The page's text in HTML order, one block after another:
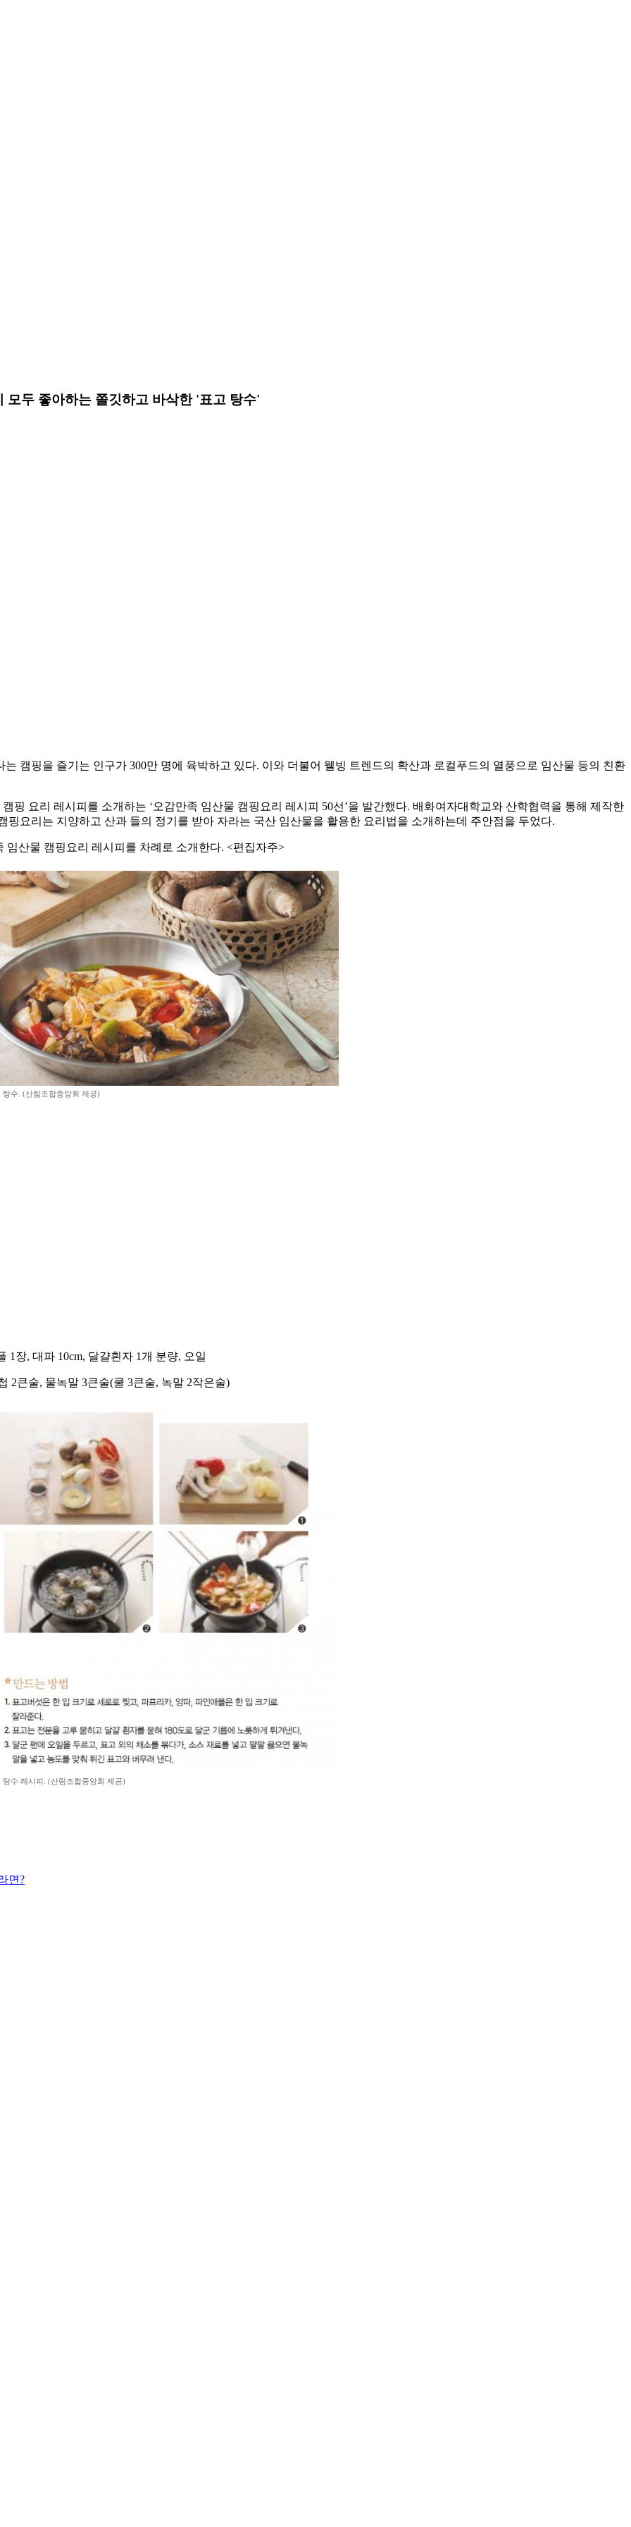
모두 좋아하는 쫄깃하고 바삭한 '표고 탕수'
캠핑을 즐기는 인구가 300만 명에 육박하고 있다. 이와 더불어 웰빙 트렌드의 확산과 로컬푸드의 열풍으로 임산물 등의 친환
핑 요리 레시피를 소개하는 ‘오감만족 임산물 캠핑요리 레시피 50선’을 발간했다. 배화여자대학교와 산학협력을 통해 제작한
요리는 지양하고 산과 들의 정기를 받아 자라는 국산 임산물을 활용한 요리법을 소개하는데 주안점을 두었다.
임산물 캠핑요리 레시피를 차례로 소개한다. <편집자주>
수. (산림조합중앙회 제공)
1장, 대파 10cm, 달걀흰자 1개 분량, 오일
2큰술, 물녹말 3큰술(쿨 3큰술, 녹말 2작은술)
수 레시피. (산림조합중앙회 제공)
면?